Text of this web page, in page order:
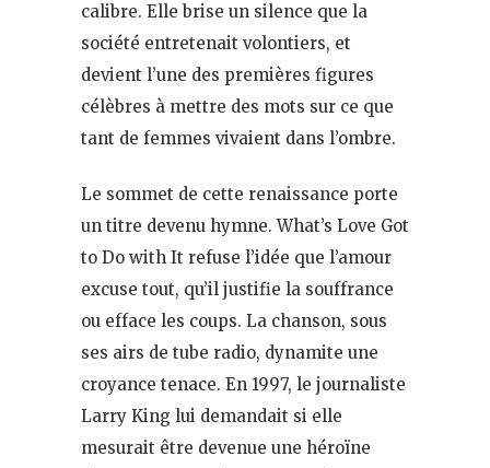
calibre. Elle brise un silence que la
société entretenait volontiers, et
devient l’une des premières figures
célèbres à mettre des mots sur ce que
tant de femmes vivaient dans l’ombre.
Le sommet de cette renaissance porte
un titre devenu hymne. What’s Love Got
to Do with It refuse l’idée que l’amour
excuse tout, qu’il justifie la souffrance
ou efface les coups. La chanson, sous
ses airs de tube radio, dynamite une
croyance tenace. En 1997, le journaliste
Larry King lui demandait si elle
mesurait être devenue une héroïne